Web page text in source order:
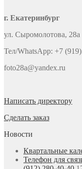
г. Екатеринбург
ул. Сыромолотова, 28а
Тел/WhatsApp: +7
foto28a@yandex.ru
Написать директору
Сделать заказ
Новости
Квартальные
Телефон для